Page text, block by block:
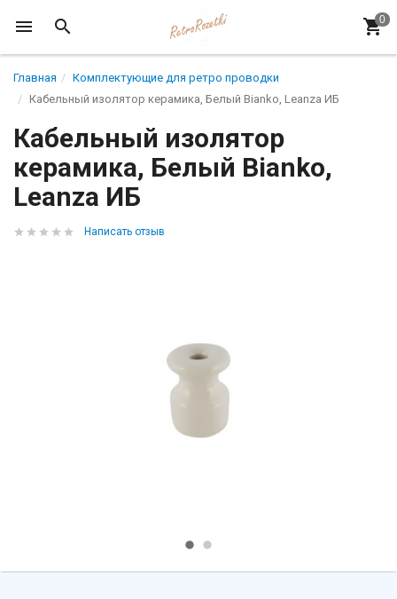
Главная
Комплектующие для ретро проводки
Кабельный изолятор керамика, Белый Вianko, Leanza ИБ
Кабельный изолятор
керамика, Белый Вianko,
Leanza ИБ
Написать отзыв